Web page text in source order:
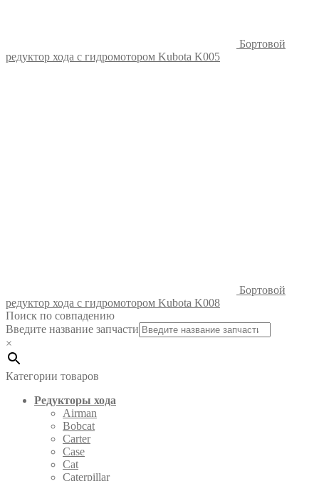
Бортовой
редуктор хода с гидромотором Kubota K005
Бортовой
редуктор хода с гидромотором Kubota K008
Поиск по совпадению
Введите название запчасти
×
Категории товаров
Редукторы хода
Airman
Bobcat
Carter
Case
Cat
Caterpillar